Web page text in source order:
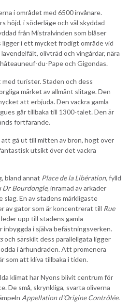
i området med 6500 invånare.
höjd, i söderläge och väl skyddad
från Mistralvinden som blåser
ligger i ett mycket frodigt område vid
olivträd och vingårdar, nära
du-Pape och Gigondas.
turister. Staden och dess
märket av allmänt slitage. Den
att erbjuda. Den vackra gamla
går tillbaka till 1300-talet. Den är
fortfarande.
att gå ut till mitten av bron, högt över
utsikt över det vackra
bland annat Place de la Libération,fylld
Dr Bourdongle, inramad av arkader
slag. En av stadens märkligaste
av gator som är koncentrerat till Rue
upp till stadens gamla
inbyggda i själva befästningsverken.
och särskilt dess parallellgata ligger
i århundraden. Att promenera
som att kliva tillbaka i tiden.
klimat har Nyons blivit centrum för
De små, skrynkliga, svarta oliverna
Appellation d'Origine Contrôlée.